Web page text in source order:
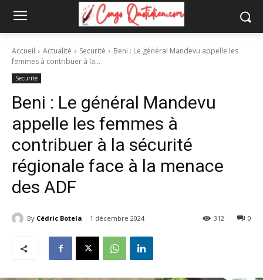
Accueil Actualité Securité
Beni : Le général Mandevu appelle les
femmes à contribuer à la...
Securité
Beni : Le général Mandevu
appelle les femmes à
contribuer à la sécurité
régionale face à la menace
des ADF
By Cédric Botela 1 décembre 2024 0
312